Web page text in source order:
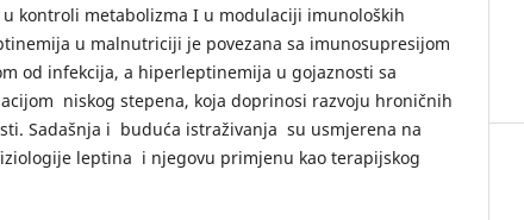
kontroli metabolizma I u modulaciji imunoloških
u malnutriciji je povezana sa imunosupresijom
od infekcija, a hiperleptinemija u gojaznosti sa
niskog stepena, koja doprinosi razvoju hroničnih
Sadašnja i buduća istraživanja su usmjerena na
leptina i njegovu primjenu kao terapijskog